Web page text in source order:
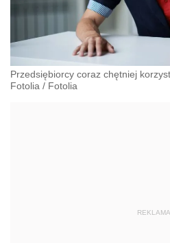
Przedsiębiorcy coraz chętniej
Fotolia / Fotolia